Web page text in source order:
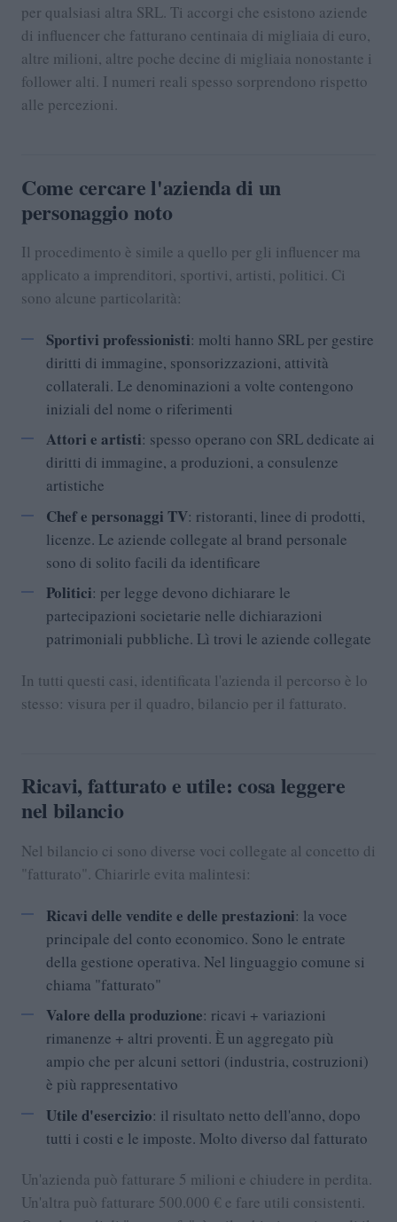
per qualsiasi altra SRL. Ti accorgi che esistono aziende
di influencer che fatturano centinaia di migliaia di euro,
altre milioni, altre poche decine di migliaia nonostante i
follower alti. I numeri reali spesso sorprendono rispetto
alle percezioni.
Come cercare l'azienda di un
personaggio noto
Il procedimento è simile a quello per gli influencer ma
applicato a imprenditori, sportivi, artisti, politici. Ci
sono alcune particolarità:
Sportivi professionisti: molti hanno SRL per gestire
diritti di immagine, sponsorizzazioni, attività
collaterali. Le denominazioni a volte contengono
iniziali del nome o riferimenti
Attori e artisti: spesso operano con SRL dedicate ai
diritti di immagine, a produzioni, a consulenze
artistiche
Chef e personaggi TV: ristoranti, linee di prodotti,
licenze. Le aziende collegate al brand personale
sono di solito facili da identificare
Politici: per legge devono dichiarare le
partecipazioni societarie nelle dichiarazioni
patrimoniali pubbliche. Lì trovi le aziende collegate
In tutti questi casi, identificata l'azienda il percorso è lo
stesso: visura per il quadro, bilancio per il fatturato.
Ricavi, fatturato e utile: cosa leggere
nel bilancio
Nel bilancio ci sono diverse voci collegate al concetto di
"fatturato". Chiarirle evita malintesi:
Ricavi delle vendite e delle prestazioni: la voce
principale del conto economico. Sono le entrate
della gestione operativa. Nel linguaggio comune si
chiama "fatturato"
Valore della produzione: ricavi + variazioni
rimanenze + altri proventi. È un aggregato più
ampio che per alcuni settori (industria, costruzioni)
è più rappresentativo
Utile d'esercizio: il risultato netto dell'anno, dopo
tutti i costi e le imposte. Molto diverso dal fatturato
Un'azienda può fatturare 5 milioni e chiudere in perdita.
Un'altra può fatturare 500.000 € e fare utili consistenti.